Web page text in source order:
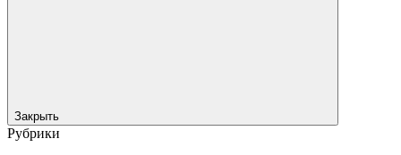
Закрыть
Рубрики